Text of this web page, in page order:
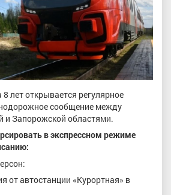
лет открывается регулярное
сообщение между
и Запорожской областями.
в экспрессном режиме
от автостанции «Курортная» в